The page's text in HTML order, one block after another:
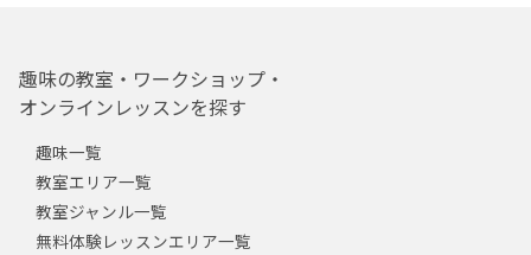
趣味の教室・ワークショップ・
オンラインレッスンを探す
趣味一覧
教室エリア一覧
教室ジャンル一覧
無料体験レッスンエリア一覧